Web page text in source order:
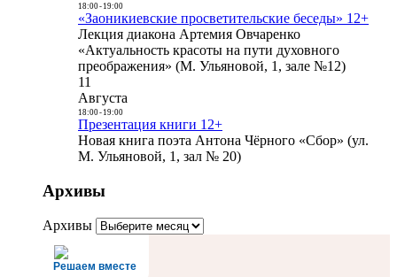
18:00- 19:00
«Заоникиевские просветительские беседы» 12+
Лекция диакона Артемия Овчаренко
«Актуальность красоты на пути духовного
преображения» (М. Ульяновой, 1, зале №12)
11
Августа
18:00- 19:00
Презентация книги 12+
Новая книга поэта Антона Чёрного «Сбор» (ул.
М. Ульяновой, 1, зал № 20)
Архивы
Архивы
Решаем вместе